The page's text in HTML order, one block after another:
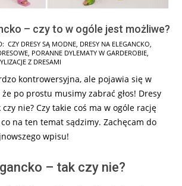
– czy to w ogóle jest możliwe?
CZY DRESY SĄ MODNE, DRESY NA ELEGANCKO,
, PORANNE DYLEMATY W GARDEROBIE,
Z DRESAMI
kontrowersyjna, ale pojawia się w
po prostu musimy zabrać głos! Dresy
nie? Czy takie coś ma w ogóle rację
na ten temat sądzimy. Zachęcam do
wpisu!
– tak czy nie?